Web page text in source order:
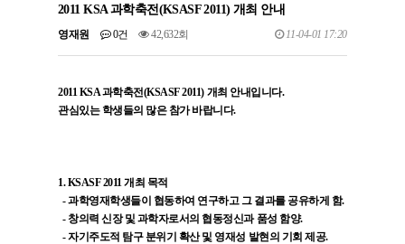
2011 KSA 과학축전(KSASF 2011) 개최 안내
영재원 0건 42,632회 11-04-01 17:20
2011 KSA 과학축전(KSASF 2011) 개최 안내입니다.
관심있는 학생들의 많은 참가 바랍니다.
1. KSASF 2011 개최 목적
- 과학영재학생들이 협동하여 연구하고 그 결과를 공유하게 함.
- 창의력 신장 및 과학자로서의 협동정신과 품성 함양.
- 자기주도적 탐구 분위기 확산 및 영재성 발현의 기회 제공.